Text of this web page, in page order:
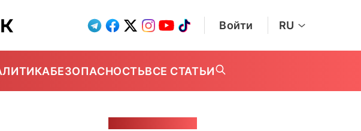
Войти RU
БЕЗОПАСНОСТЬВСЕ СТАТЬИ